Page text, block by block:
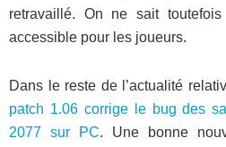
retravaillé. On ne sait
accessible pour les joueurs.
Dans le reste de l’actualité
patch 1.06 corrige le bug des
2077 sur PC. Une bonne